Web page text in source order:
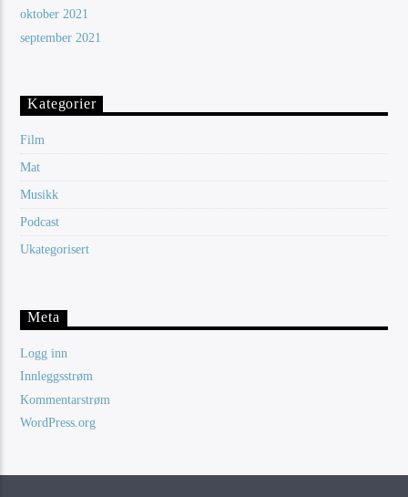
oktober 2021
september 2021
Kategorier
Film
Mat
Musikk
Podcast
Ukategorisert
Meta
Logg inn
Innleggsstrøm
Kommentarstrøm
WordPress.org